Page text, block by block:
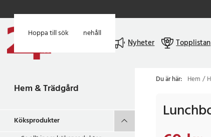
Hoppa till huvudinnehåll
Hoppa till sök
Nyheter Topplistan
Hem & Trädgård
Köksprodukter
Du är här: Hem
Nuvarande pris